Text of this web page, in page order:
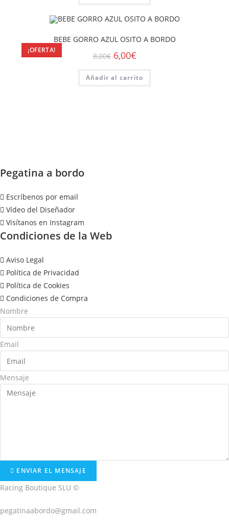
¡OFERTA!
BEBE GORRO AZUL OSITO A BORDO
8,00€ 6,00€
Añadir al carrito
Pegatina a bordo
Escríbenos por email
Vídeo del Diseñador
Visítanos en Instagram
Condiciones de la Web
Aviso Legal
Política de Privacidad
Política de Cookies
Condiciones de Compra
Nombre
Email
Mensaje
ENVIAR EL MENSAJE
Racing Boutique SLU ©
pegatinaabordo@gmail.com